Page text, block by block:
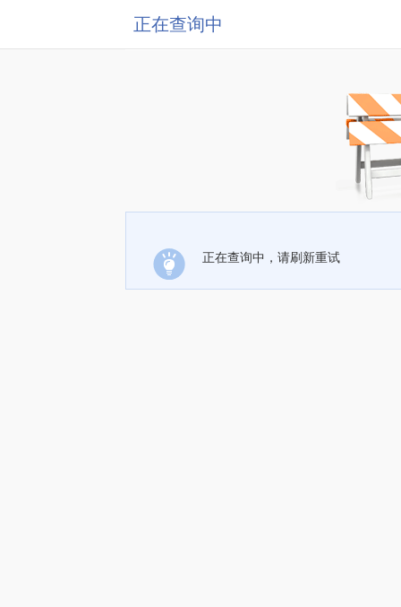
正在查询中
正在查询中，请刷新重试